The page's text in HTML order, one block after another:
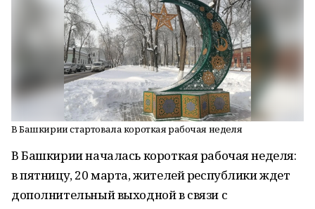
В Башкирии стартовала короткая рабочая неделя
В Башкирии началась короткая рабочая неделя:
в пятницу, 20 марта, жителей республики ждет
дополнительный выходной в связи с